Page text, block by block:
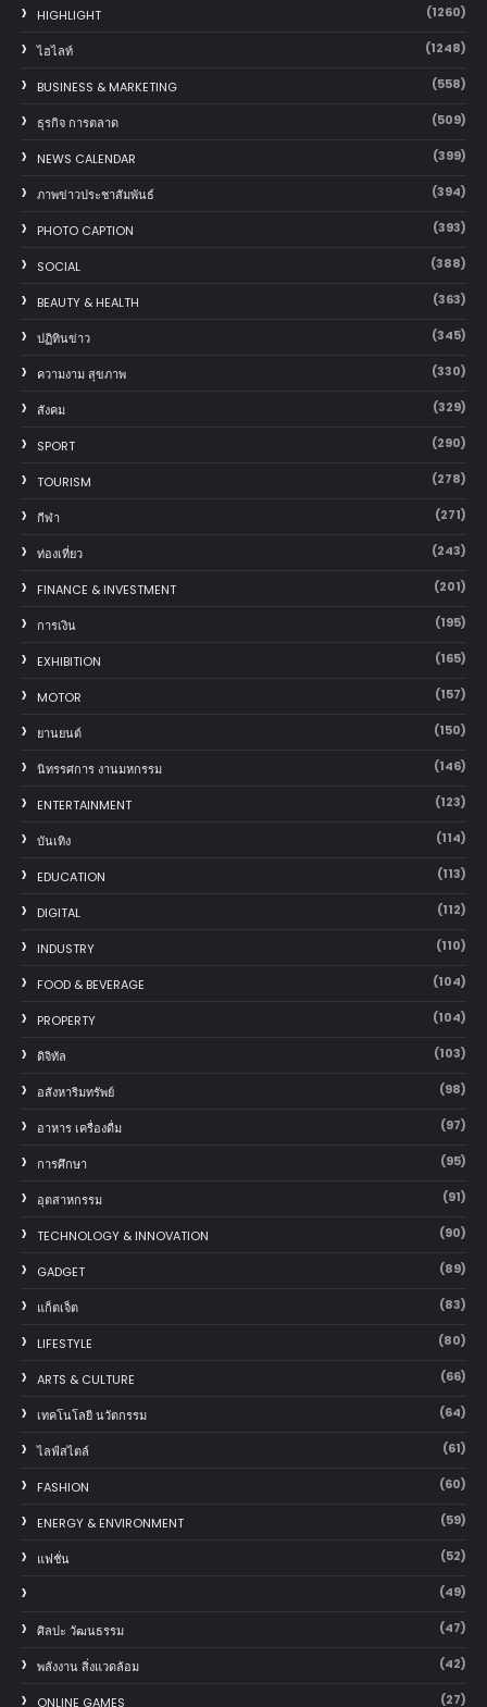
HIGHLIGHT (1260)
ไฮไลท์ (1248)
BUSINESS & MARKETING (558)
ธุรกิจ การตลาด (509)
NEWS CALENDAR (399)
ภาพข่าวประชาสัมพันธ์ (394)
PHOTO CAPTION (393)
SOCIAL (388)
BEAUTY & HEALTH (363)
ปฏิทินข่าว (345)
ความงาม สุขภาพ (330)
สังคม (329)
SPORT (290)
TOURISM (278)
กีฬา (271)
ท่องเที่ยว (243)
FINANCE & INVESTMENT (201)
การเงิน (195)
EXHIBITION (165)
MOTOR (157)
‎ยานยนต์‎ (150)
นิทรรศการ งานมหกรรม (146)
ENTERTAINMENT (123)
บันเทิง (114)
EDUCATION (113)
DIGITAL (112)
INDUSTRY (110)
FOOD & BEVERAGE (104)
PROPERTY (104)
ดิจิทัล (103)
อสังหาริมทรัพย์ (98)
อาหาร เครื่องดื่ม (97)
การศึกษา (95)
อุตสาหกรรม (91)
TECHNOLOGY & INNOVATION (90)
GADGET (89)
แก็ตเจ็ต (83)
LIFESTYLE (80)
ARTS & CULTURE (66)
เทคโนโลยี นวัตกรรม (64)
ไลฟ์สไตล์ (61)
FASHION (60)
ENERGY & ENVIRONMENT (59)
แฟชั่น (52)
(49)
ศิลปะ วัฒนธรรม (47)
พลังงาน สิ่งแวดล้อม (42)
ONLINE GAMES (27)